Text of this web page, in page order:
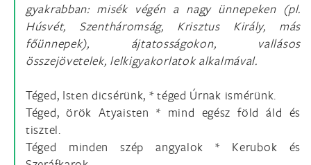
gyakrabban: misék végén a nagy ünnepeken (pl.
Húsvét, Szentháromság, Krisztus Király, más
főünnepek), ájtatosságokon, vallásos
összejövetelek, lelkigyakorlatok alkalmával.
Téged, Isten dicsérünk, * téged Úrnak ismérünk.
Téged, örök Atyaisten * mind egész föld áld és
tisztel.
Téged minden szép angyalok * Kerubok és